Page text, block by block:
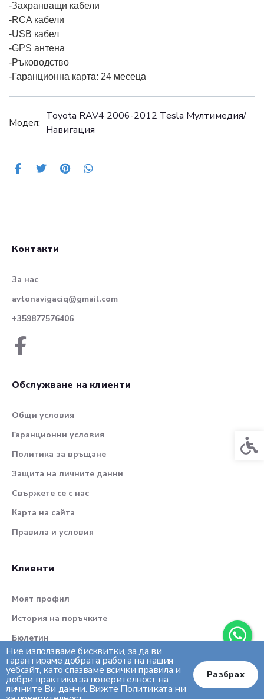
-Захранващи кабели
-RCA кабели
-USB кабел
-GPS антена
-Ръководство
-Гаранционна карта: 24 месеца
Модел:
Toyota RAV4 2006-2012 Tesla Mултимедия/
Навигация
Ние използваме бисквитки, за да ви
гарантираме добрата работа на нашия
уебсайт, като спазваме всички правила и
добри практики за поверителност на
личните Ви данни. Вижте Политиката ни
Разбрах
Контакти
За нас
avtonavigaciq@gmail.com
+359877576406
Обслужване на клиенти
Общи условия
Гаранционни условия
Политика за връщане
Защита на личните данни
Свържете се с нас
Карта на сайта
Правила и условия
Клиенти
Моят профил
История на поръчките
Бюлетин